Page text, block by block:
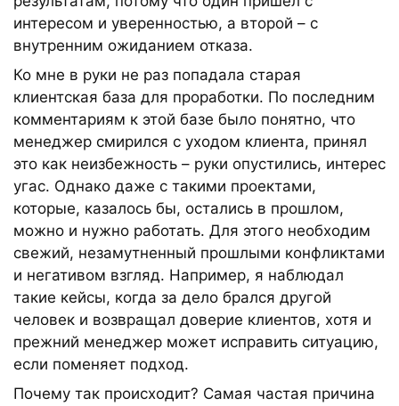
интересом и уверенностью, а второй – с
внутренним ожиданием отказа.
Ко мне в руки не раз попадала старая
клиентская база для проработки. По последним
комментариям к этой базе было понятно, что
менеджер смирился с уходом клиента, принял
это как неизбежность – руки опустились, интерес
угас. Однако даже с такими проектами,
которые, казалось бы, остались в прошлом,
можно и нужно работать. Для этого необходим
свежий, незамутненный прошлыми конфликтами
и негативом взгляд. Например, я наблюдал
такие кейсы, когда за дело брался другой
человек и возвращал доверие клиентов, хотя и
прежний менеджер может исправить ситуацию,
если поменяет подход.
Почему так происходит? Самая частая причина